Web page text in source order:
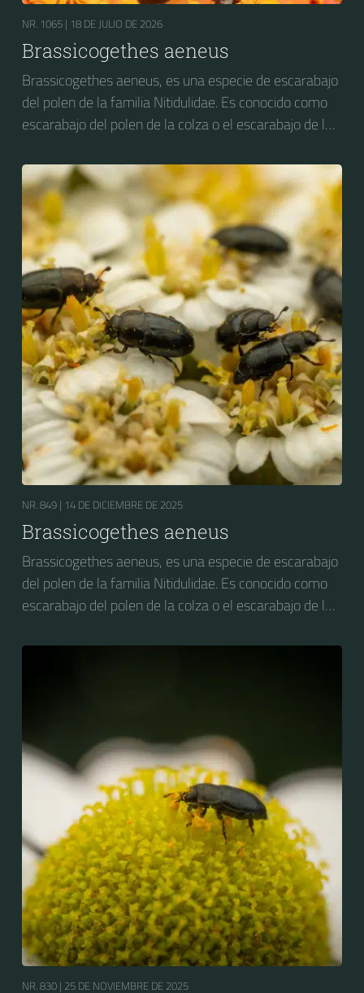
NR. 1065 | 18 DE JULIO DE 2026
Brassicogethes aeneus
Brassicogethes aeneus, es una especie de escarabajo
del polen de la familia Nitidulidae. Es conocido como
escarabajo del polen de la colza o el escarabajo de la
Meligethes aeneus.
NR. 849 | 14 DE DICIEMBRE DE 2025
Brassicogethes aeneus
Brassicogethes aeneus, es una especie de escarabajo
del polen de la familia Nitidulidae. Es conocido como
escarabajo del polen de la colza o el escarabajo de la
Meligethes aeneus.
NR. 830 | 25 DE NOVIEMBRE DE 2025